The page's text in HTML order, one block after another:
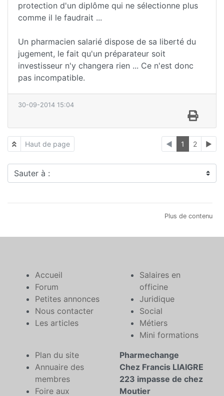
protection d'un diplôme qui ne sélectionne plus
comme il le faudrait ...
Un pharmacien salarié dispose de sa liberté du
jugement, le fait qu'un préparateur soit
investisseur n'y changera rien ... Ce n'est donc
pas incompatible.
30-09-2014 15:04
Haut de page ◄ 1 2 ►
Sauter à :
Plus de contenu
Accueil
Forum
Petites annonces
Nous contacter
Les articles
Salaires en
officine
Juridique
Social
Métiers
Mini formations
Plan du site
Annuaire des
membres
Foire aux
Pharmechange
Chez Francis LIAIGRE
223 impasse de chez
Moutier